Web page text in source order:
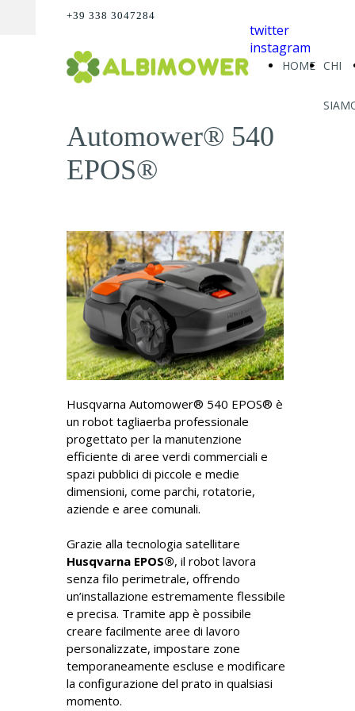
twitter
instagram
+39 338 3047284
HOME CHI
Automower® 540
EPOS®
Husqvarna Automower® 540 EPOS® è
un robot tagliaerba professionale
progettato per la manutenzione
efficiente di aree verdi commerciali e
spazi pubblici di piccole e medie
dimensioni, come parchi, rotatorie,
aziende e aree comunali.
Grazie alla tecnologia satellitare
Husqvarna EPOS®, il robot lavora
senza filo perimetrale, offrendo
un’installazione estremamente flessibile
e precisa. Tramite app è possibile
creare facilmente aree di lavoro
personalizzate, impostare zone
temporaneamente escluse e modificare
la configurazione del prato in qualsiasi
momento.